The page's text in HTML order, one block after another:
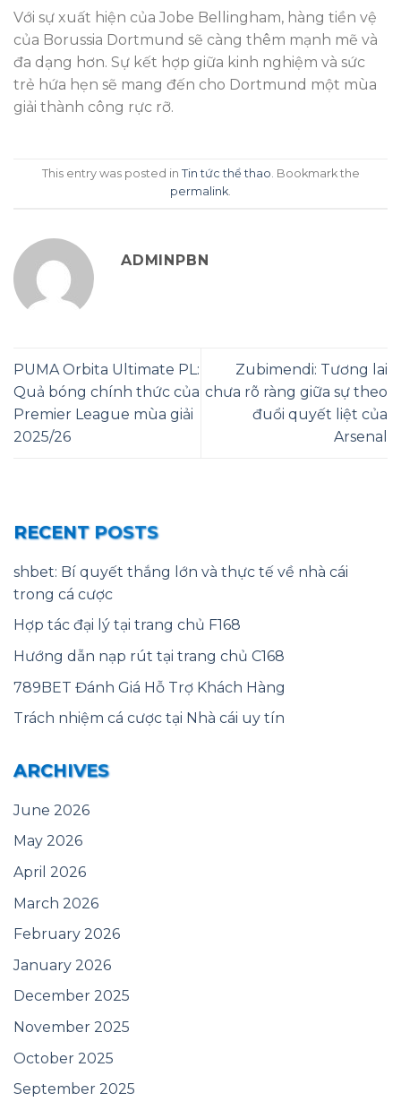
Với sự xuất hiện của Jobe Bellingham, hàng tiền vệ
của Borussia Dortmund sẽ càng thêm mạnh mẽ và
đa dạng hơn. Sự kết hợp giữa kinh nghiệm và sức
trẻ hứa hẹn sẽ mang đến cho Dortmund một mùa
giải thành công rực rỡ.
This entry was posted in Tin tức thể thao. Bookmark the
permalink.
ADMINPBN
PUMA Orbita Ultimate PL:
Quả bóng chính thức của
Premier League mùa giải
2025/26
Zubimendi: Tương lai
chưa rõ ràng giữa sự theo
đuổi quyết liệt của
Arsenal
RECENT POSTS
shbet: Bí quyết thắng lớn và thực tế về nhà cái
trong cá cược
Hợp tác đại lý tại trang chủ F168
Hướng dẫn nạp rút tại trang chủ C168
789BET Đánh Giá Hỗ Trợ Khách Hàng
Trách nhiệm cá cược tại Nhà cái uy tín
ARCHIVES
June 2026
May 2026
April 2026
March 2026
February 2026
January 2026
December 2025
November 2025
October 2025
September 2025